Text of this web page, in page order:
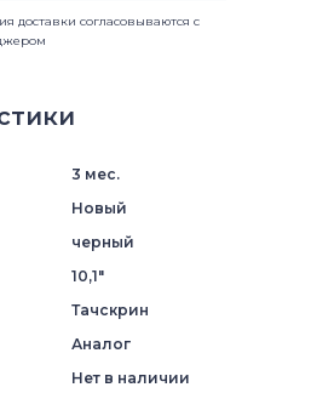
доставки согласовываются с
3 мес.
Новый
черный
10,1"
Тачскрин
Аналог
Нет в наличии